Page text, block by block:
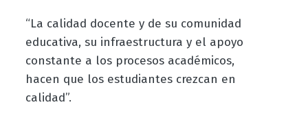
“La calidad docente y de su comunidad
educativa, su infraestructura y el apoyo
constante a los procesos académicos,
hacen que los estudiantes crezcan en
calidad”.